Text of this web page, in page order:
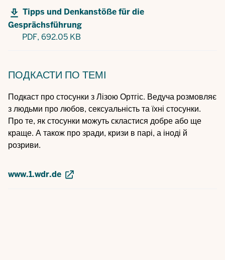
Tipps und Denkanstöße für die
Gesprächsführung
PDF, 692.05 KB
ПОДКАСТИ ПО ТЕМІ
Подкаст про стосунки з Лізою Ортгіс. Ведуча розмовляє
з людьми про любов, сексуальність та їхні стосунки.
Про те, як стосунки можуть скластися добре або ще
краще. А також про зради, кризи в парі, а іноді й
розриви.
www.1.wdr.de